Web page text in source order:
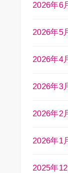
2026年6
2026年5
2026年4
2026年3
2026年2
2026年1
2025年12